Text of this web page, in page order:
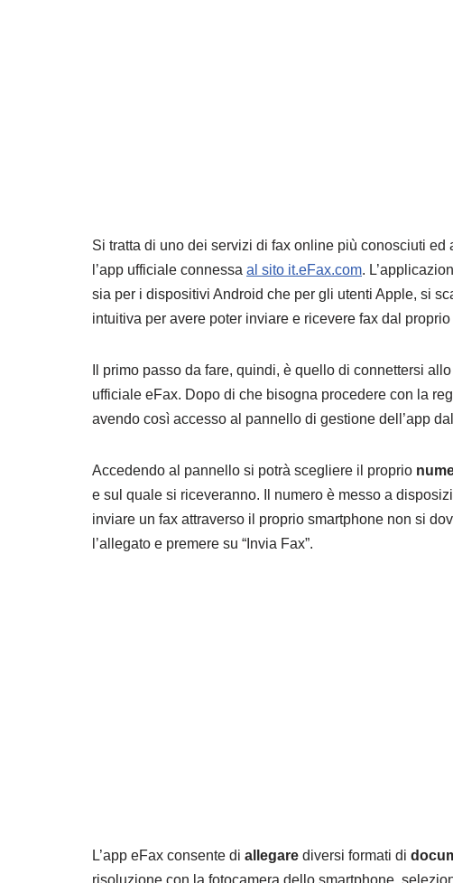
Si tratta di uno dei servizi di fax online più conosciuti
l’app ufficiale connessa al sito it.eFax.com.
sia per i dispositivi Android che per gli utenti Apple, si
intuitiva per avere poter inviare e ricevere fax dal
Il primo passo da fare, quindi, è quello di connettersi
ufficiale eFax. Dopo di che bisogna procedere con la
avendo così accesso al pannello di gestione dell’app
Accedendo al pannello si potrà scegliere il proprio
e sul quale si riceveranno. Il numero è messo a
inviare un fax attraverso il proprio smartphone non si
l’allegato e premere su “Invia Fax”.
L’app eFax consente di allegare diversi formati di
risoluzione con la fotocamera dello smartphone,